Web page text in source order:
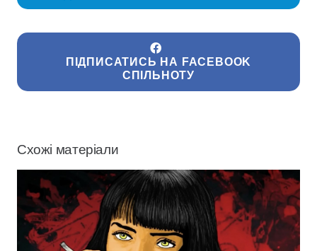
ПІДПИСАТИСЬ НА FACEBOOK
СПІЛЬНОТУ
Схожі матеріали